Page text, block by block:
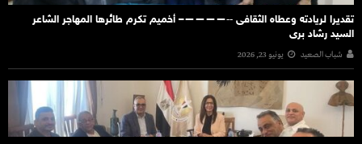
تقديرا لريادته وعطاه الثقافى ‐‐————– أخميم تكرم طائرها المهاجر الشاعر
السيد رشاد برى
شباب الصعيد يونيو 23, 2026